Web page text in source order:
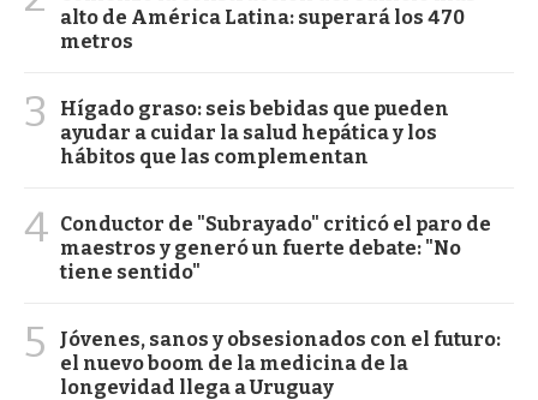
alto de América Latina: superará los 470
metros
3
Hígado graso: seis bebidas que pueden
ayudar a cuidar la salud hepática y los
hábitos que las complementan
4 Conductor de "Subrayado" criticó el paro de
maestros y generó un fuerte debate: "No
tiene sentido"
5
Jóvenes, sanos y obsesionados con el futuro:
el nuevo boom de la medicina de la
longevidad llega a Uruguay